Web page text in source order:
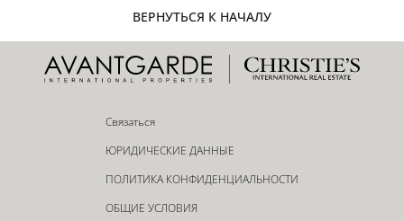
ВЕРНУТЬСЯ К НАЧАЛУ
Связаться
ЮРИДИЧЕСКИЕ ДАННЫЕ
ПОЛИТИКА КОНФИДЕНЦИАЛЬНОСТИ
ОБЩИЕ УСЛОВИЯ